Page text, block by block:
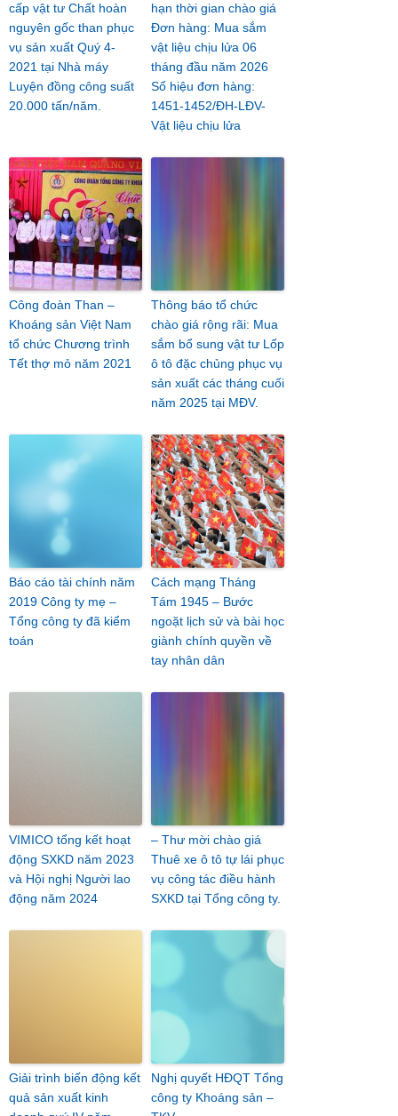
cấp vật tư Chất hoàn
nguyên gốc than phục
vụ sản xuất Quý 4-
2021 tại Nhà máy
Luyện đồng công suất
20.000 tấn/năm.
hạn thời gian chào giá
Đơn hàng: Mua sắm
vật liệu chịu lửa 06
tháng đầu năm 2026
Số hiệu đơn hàng:
1451-1452/ĐH-LĐV-
Vật liệu chịu lửa
Công đoàn Than –
Khoáng sản Việt Nam
tổ chức Chương trình
Tết thợ mỏ năm 2021
Thông báo tổ chức
chào giá rộng rãi: Mua
sắm bổ sung vật tư Lốp
ô tô đặc chủng phục vụ
sản xuất các tháng cuối
năm 2025 tại MĐV.
Báo cáo tài chính năm
2019 Công ty mẹ –
Tổng công ty đã kiểm
toán
Cách mạng Tháng
Tám 1945 – Bước
ngoặt lịch sử và bài học
giành chính quyền về
tay nhân dân
VIMICO tổng kết hoạt
động SXKD năm 2023
và Hội nghị Người lao
động năm 2024
– Thư mời chào giá
Thuê xe ô tô tự lái phục
vụ công tác điều hành
SXKD tại Tổng công ty.
Giải trình biến động kết
quả sản xuất kinh
Nghị quyết HĐQT Tổng
công ty Khoáng sản –